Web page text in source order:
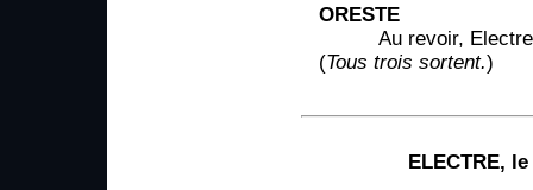
ORESTE
Au revoir,
(Tous trois sortent.)
ELECTRE,